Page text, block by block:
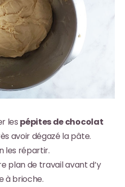
les pépites de chocolat
avoir dégazé la pâte.
les répartir.
plan de travail avant d’y
à brioche.